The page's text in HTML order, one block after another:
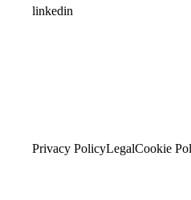
linkedin
Privacy PolicyLegalCookie